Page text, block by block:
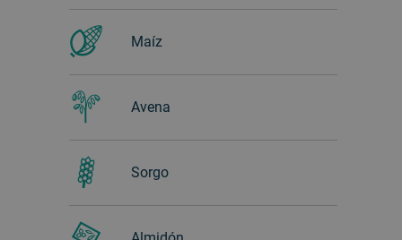
Maíz
Avena
Sorgo